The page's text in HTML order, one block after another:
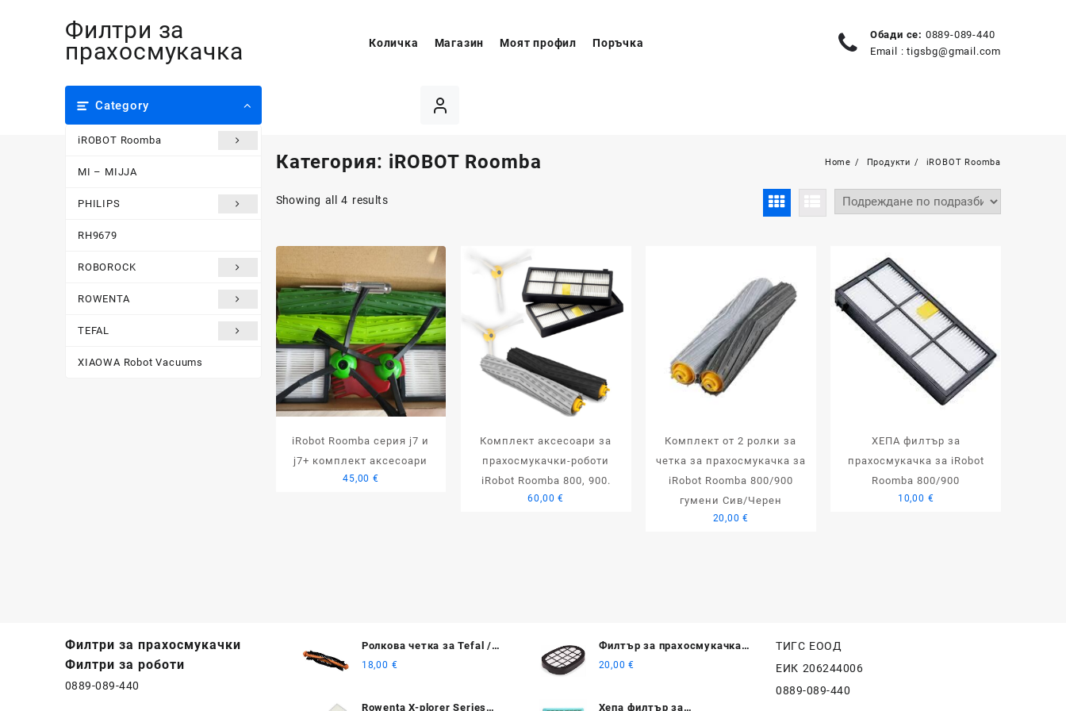
Филтри за
прахосмукачка Количка Магазин Моят профил Поръчка
Обади се: 0889-089-440
Email :tigsbg@gmail.com
Category
iROBOT Roomba
MI – MIJJA
PHILIPS
RH9679
ROBOROCK
ROWENTA
TEFAL
XIAOWA Robot Vacuums
Категория: iROBOT Roomba Home Продукти iROBOT Roomba
Showing all 4 results
iRobot Roomba серия j7 и
j7+ комплект аксесоари
45,00 €
Комплект аксесоари за
прахосмукачки-роботи
iRobot Roomba 800, 900.
60,00€
Комплект от 2 ролки за
четка за прахосмукачка за
iRobot Roomba 800/900
гумени Сив/Черен
20,00€
ХЕПА филтър за
прахосмукачка за iRobot
Roomba 800/900
10,00 €
Филтри за прахосмукачки
Филтри за роботи
0889-089-440
Ролкова четка за Tefal /
Rowenta Explorer/ X-plorer 20
18,00 €
Rowenta X-plorer Series
Филтър за прахосмукачка
Philips SpeedPro Max Stick,
20,00€
Хепа филтър за
ТИГС ЕООД
ЕИК 206244006
0889-089-440